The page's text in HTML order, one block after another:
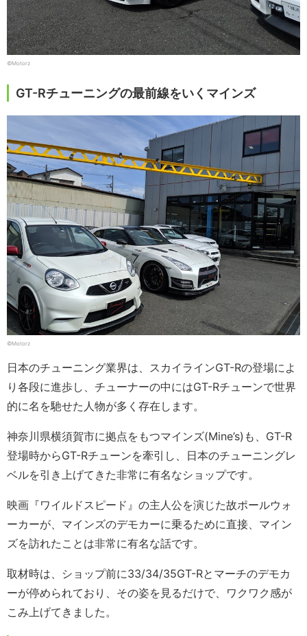
©Motorz
GT-Rチューニングの最前線をいくマインズ
©Motorz
日本のチューニング業界は、スカイラインGT-Rの登場によ
り各段に進歩し、チューナーの中にはGT-Rチューンで世界
的に名を馳せた人物が多く存在します。
神奈川県横須賀市に拠点をもつマインズ(Mine’s)も、GT-R
登場時からGT-Rチューンを牽引し、日本のチューニングレ
ベルを引き上げてきた非常に有名なショップです。
映画『ワイルドスピード』の主人公を演じた故ポールウォ
ーカーが、マインズのデモカーに乗るために直接、マイン
ズを訪れたことは非常に有名な話です。
取材時は、ショップ前に33/34/35GT-Rとマーチのデモカ
ーが停められており、その姿を見るだけで、ワクワク感が
こみ上げてきました。